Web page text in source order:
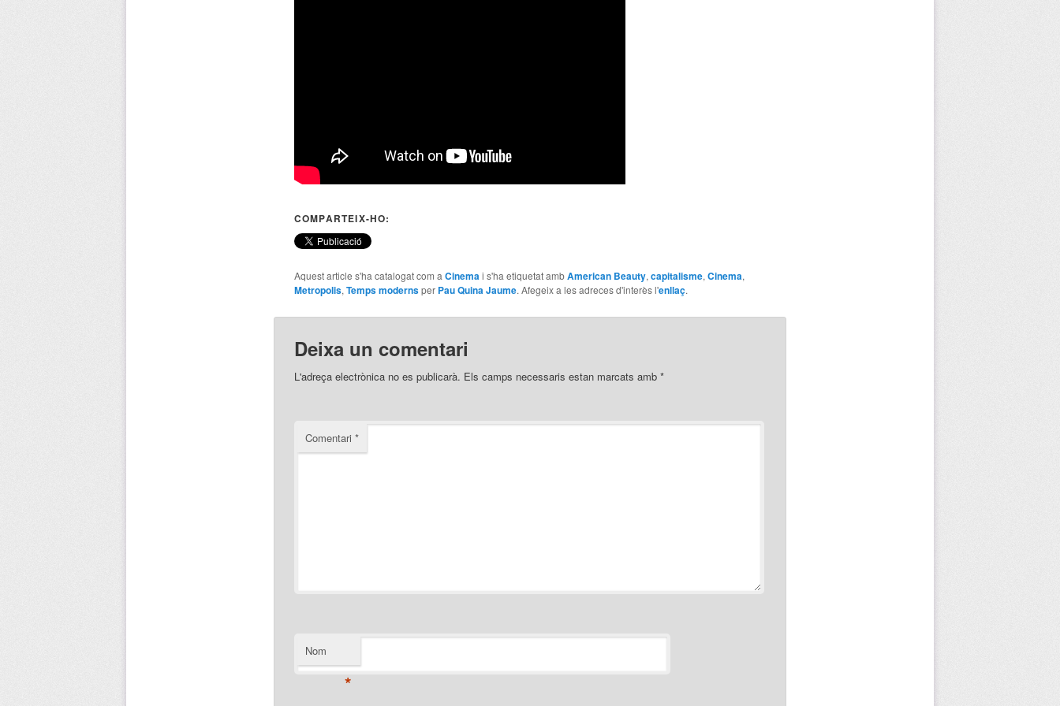
COMPARTEIX-HO:
Aquest article s'ha catalogat com a Cinemai s'ha etiquetat ambAmerican Beauty, capitalisme, Cinema,
Metropolis, Temps modernsper Pau Quina Jaume. Afegeix a les adreces d'interès l'enllaç.
Deixa un comentari
L'adreça electrònica no es publicarà. Els camps necessaris estan marcats amb *
Comentari *
Nom
*